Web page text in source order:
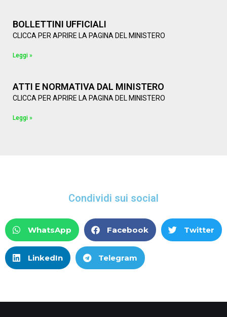
BOLLETTINI UFFICIALI
CLICCA PER APRIRE LA PAGINA DEL MINISTERO
Leggi »
ATTI E NORMATIVA DAL MINISTERO
CLICCA PER APRIRE LA PAGINA DEL MINISTERO
Leggi »
Condividi sui social
WhatsApp Facebook Twitter
LinkedIn Telegram